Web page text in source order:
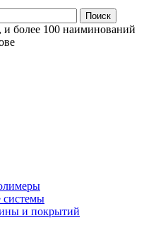
Поиск
более 100 наиминований
системы
и покрытий